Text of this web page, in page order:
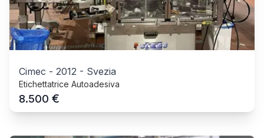
Cimec - 2012 - Svezia
Etichettatrice Autoadesiva
8.500 €